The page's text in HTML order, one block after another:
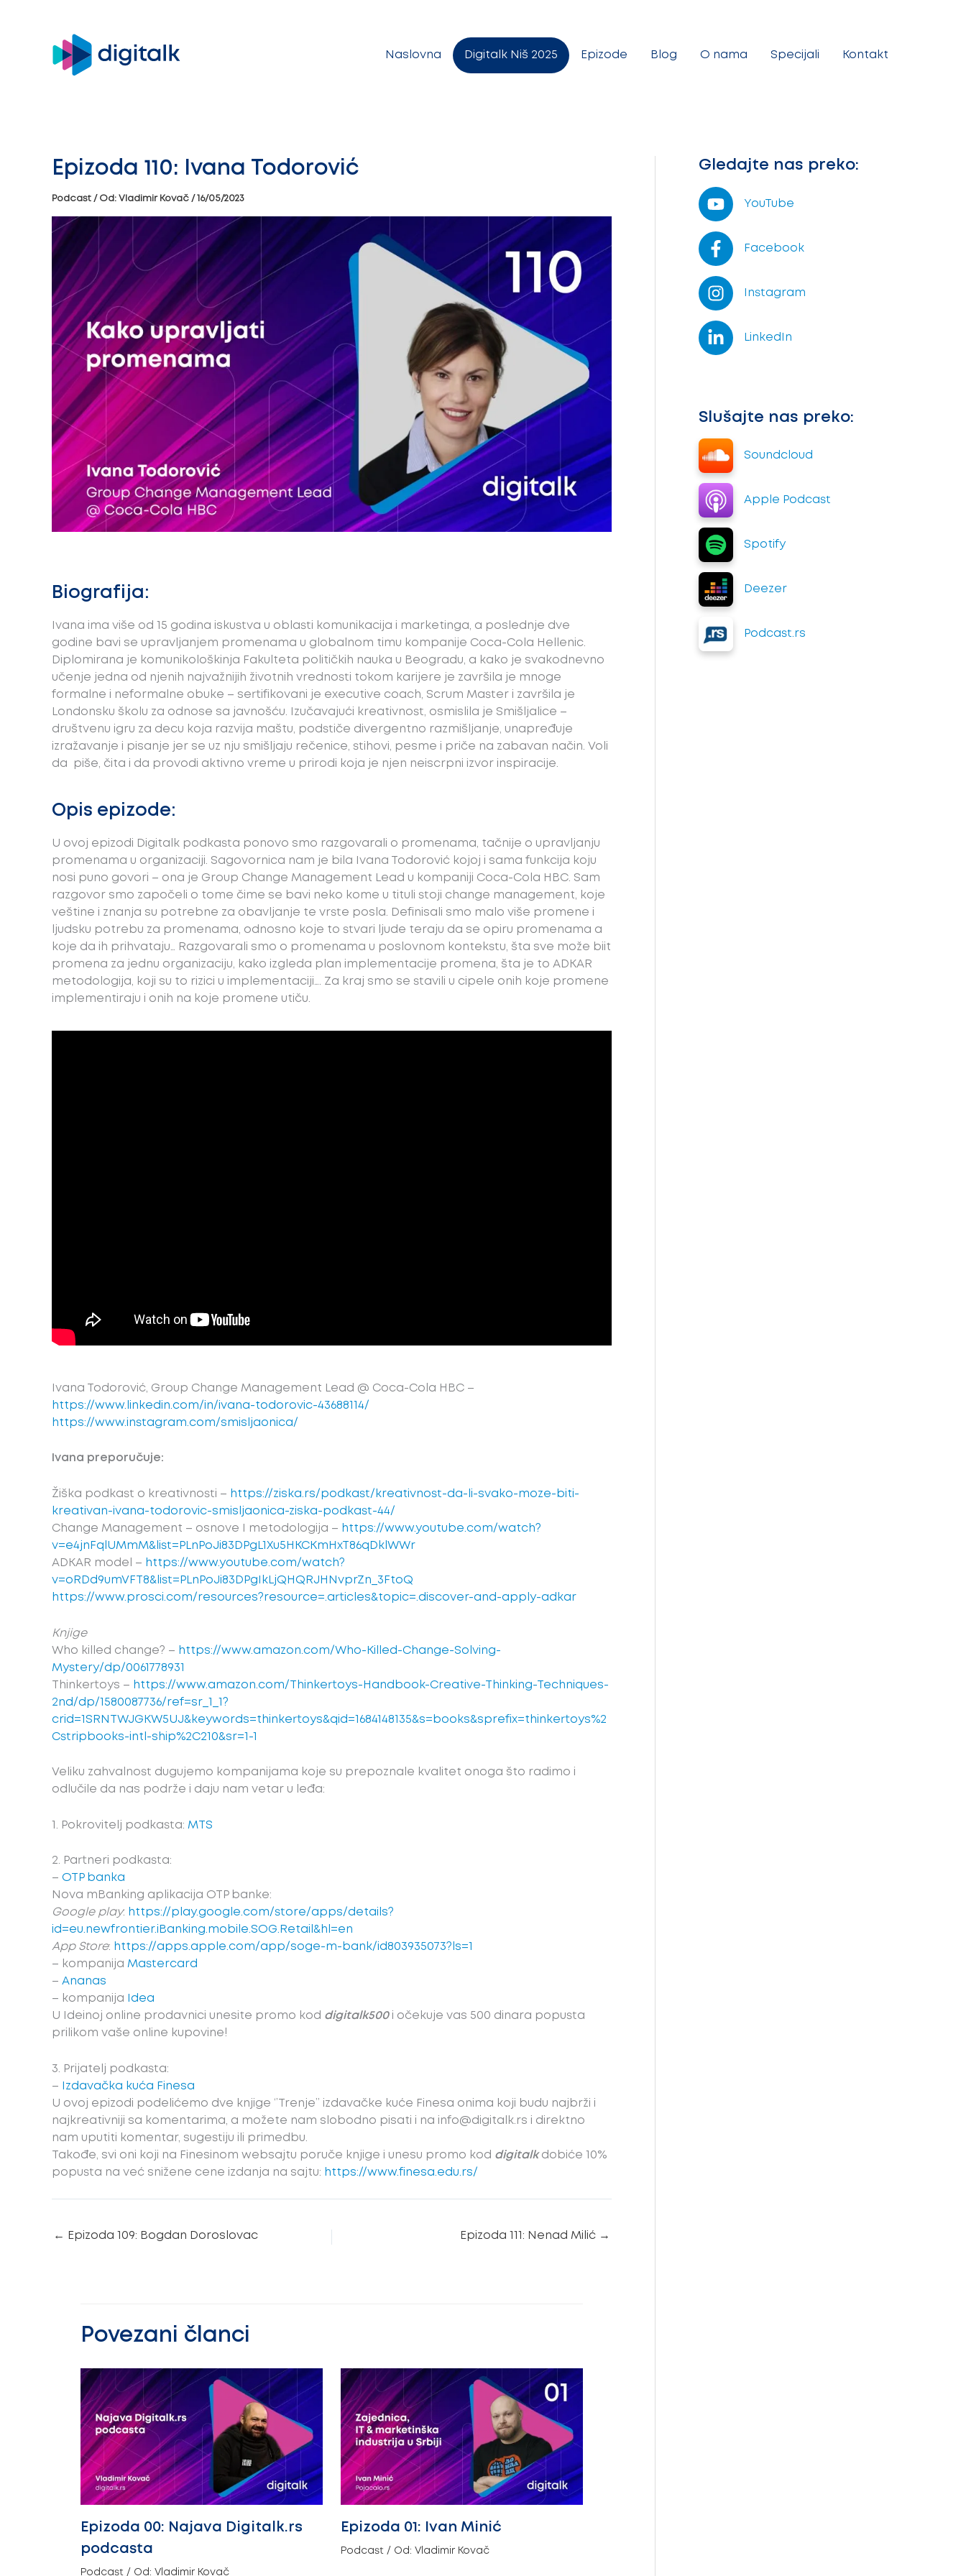
Naslovna
Digitalk Niš 2025 Epizode Blog O nama Specijali Kontakt
Epizoda 110: Ivana Todorović
Podcast / Od: Vladimir Kovač / 16/05/2023
Biografija:
Ivana ima više od 15 godina iskustva u oblasti komunikacija i marketinga, a poslednje dve
godine bavi se upravljanjem promenama u globalnom timu kompanije Coca-Cola Hellenic.
Diplomirana je komunikološkinja Fakulteta političkih nauka u Beogradu, a kako je svakodnevno
učenje jedna od njenih najvažnijih životnih vrednosti tokom karijere je završila je mnoge
formalne i neformalne obuke – sertifikovani je executive coach, Scrum Master i završila je
Londonsku školu za odnose sa javnošću. Izučavajući kreativnost, osmislila je Smišljalice –
društvenu igru za decu koja razvija maštu, podstiče divergentno razmišljanje, unapređuje
izražavanje i pisanje jer se uz nju smišljaju rečenice, stihovi, pesme i priče na zabavan način. Voli
da piše, čita i da provodi aktivno vreme u prirodi koja je njen neiscrpni izvor inspiracije.
Opis epizode:
U ovoj epizodi Digitalk podkasta ponovo smo razgovarali o promenama, tačnije o upravljanju
promenama u organizaciji. Sagovornica nam je bila Ivana Todorović kojoj i sama funkcija koju
nosi puno govori – ona je Group Change Management Lead u kompaniji Coca-Cola HBC. Sam
razgovor smo započeli o tome čime se bavi neko kome u tituli stoji change management, koje
veštine i znanja su potrebne za obavljanje te vrste posla. Definisali smo malo više promene i
ljudsku potrebu za promenama, odnosno koje to stvari ljude teraju da se opiru promenama a
koje da ih prihvataju… Razgovarali smo o promenama u poslovnom kontekstu, šta sve može biit
promena za jednu organizaciju, kako izgleda plan implementacije promena, šta je to ADKAR
metodologija, koji su to rizici u implementaciji…. Za kraj smo se stavili u cipele onih koje promene
implementiraju i onih na koje promene utiču.
Ivana Todorović, Group Change Management Lead @ Coca-Cola HBC –
https://www.linkedin.com/in/ivana-todorovic-43688114/
https://www.instagram.com/smisljaonica/
Ivana preporučuje:
Žiška podkast o kreativnosti – https://ziska.rs/podkast/kreativnost-da-li-svako-moze-biti-
kreativan-ivana-todorovic-smisljaonica-ziska-podkast-44/
Change Management – osnove I metodologija – https://www.youtube.com/watch?
v=e4jnFqlUMmM&list=PLnPoJi83DPgL1Xu5HKCKmHxT86qDklWWr
ADKAR model – https://www.youtube.com/watch?
v=oRDd9umVFT8&list=PLnPoJi83DPgIkLjQHQRJHNvprZn_3FtoQ
https://www.prosci.com/resources?resource=.articles&topic=.discover-and-apply-adkar
Knjige
Who killed change? – https://www.amazon.com/Who-Killed-Change-Solving-
Mystery/dp/0061778931
Thinkertoys – https://www.amazon.com/Thinkertoys-Handbook-Creative-Thinking-Techniques-
2nd/dp/1580087736/ref=sr_1_1?
crid=1SRNTWJGKW5UJ&keywords=thinkertoys&qid=1684148135&s=books&sprefix=thinkertoys%2
Cstripbooks-intl-ship%2C210&sr=1-1
Veliku zahvalnost dugujemo kompanijama koje su prepoznale kvalitet onoga što radimo i
odlučile da nas podrže i daju nam vetar u leđa:
1. Pokrovitelj podkasta: MTS
2. Partneri podkasta:
– OTP banka
Nova mBanking aplikacija OTP banke:
Google play: https://play.google.com/store/apps/details?
id=eu.newfrontier.iBanking.mobile.SOG.Retail&hl=en
App Store: https://apps.apple.com/app/soge-m-bank/id803935073?ls=1
– kompanija Mastercard
– Ananas
– kompanija
Idea
U Ideinoj online prodavnici unesite promo kod digitalk500i očekuje vas 500 dinara popusta
prilikom vaše online kupovine!
3. Prijatelj podkasta:
–
Izdavačka kuća Finesa
U ovoj epizodi podelićemo dve knjige ‘’Trenje’’ izdavačke kuće Finesa onima koji budu najbrži i
najkreativniji sa komentarima, a možete nam slobodno pisati i na info@digitalk.rs i direktno
nam uputiti komentar, sugestiju ili primedbu.
Takođe, svi oni koji na Finesinom websajtu poruče knjige i unesu promo kod digitalkdobiće 10%
popusta na već snižene cene izdanja na sajtu: https://www.finesa.edu.rs/
← Epizoda 109: Bogdan Doroslovac Epizoda 111: Nenad Milić →
Povezani članci
Epizoda 00: Najava Digitalk.rs
podcasta
Podcast / Od: Vladimir Kovač
Epizoda 01: Ivan Minić
Podcast / Od: Vladimir Kovač
Gledajte nas preko:
YouTube
Facebook
Instagram
LinkedIn
Slušajte nas preko:
Soundcloud
Apple Podcast
Spotify
Deezer
Podcast.rs